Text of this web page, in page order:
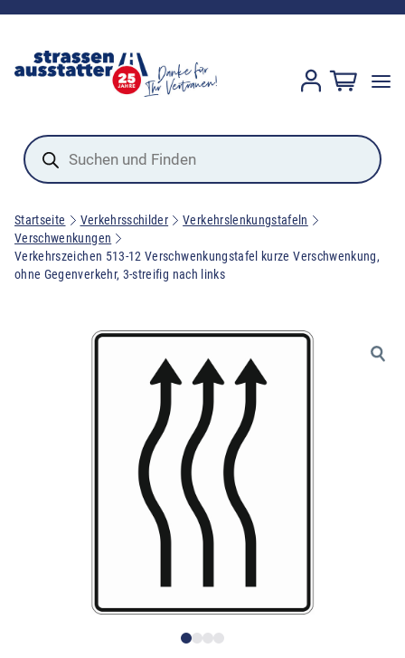
Products
search
Startseite Verkehrsschilder
Verkehrslenkungstafeln
Verschwenkungen
Verkehrszeichen 513-12 Verschwenkungstafel kurze Verschwenkung,
ohne Gegenverkehr, 3-streifig nach links